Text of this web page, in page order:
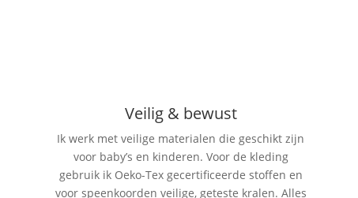
Veilig & bewust
Ik werk met veilige materialen die geschikt zijn
voor baby’s en kinderen. Voor de kleding
gebruik ik Oeko-Tex gecertificeerde stoffen en
voor speenkoorden veilige, geteste kralen. Alles